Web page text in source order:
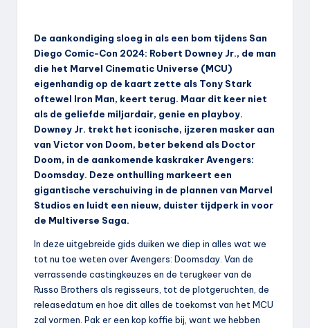
De aankondiging sloeg in als een bom tijdens San
Diego Comic-Con 2024: Robert Downey Jr., de man
die het Marvel Cinematic Universe (MCU)
eigenhandig op de kaart zette als Tony Stark
oftewel Iron Man, keert terug. Maar dit keer niet
als de geliefde miljardair, genie en playboy.
Downey Jr. trekt het iconische, ijzeren masker aan
van Victor von Doom, beter bekend als Doctor
Doom, in de aankomende kaskraker Avengers:
Doomsday. Deze onthulling markeert een
gigantische verschuiving in de plannen van Marvel
Studios en luidt een nieuw, duister tijdperk in voor
de Multiverse Saga.
In deze uitgebreide gids duiken we diep in alles wat we
tot nu toe weten over Avengers: Doomsday. Van de
verrassende castingkeuzes en de terugkeer van de
Russo Brothers als regisseurs, tot de plotgeruchten, de
releasedatum en hoe dit alles de toekomst van het MCU
zal vormen. Pak er een kop koffie bij, want we hebben